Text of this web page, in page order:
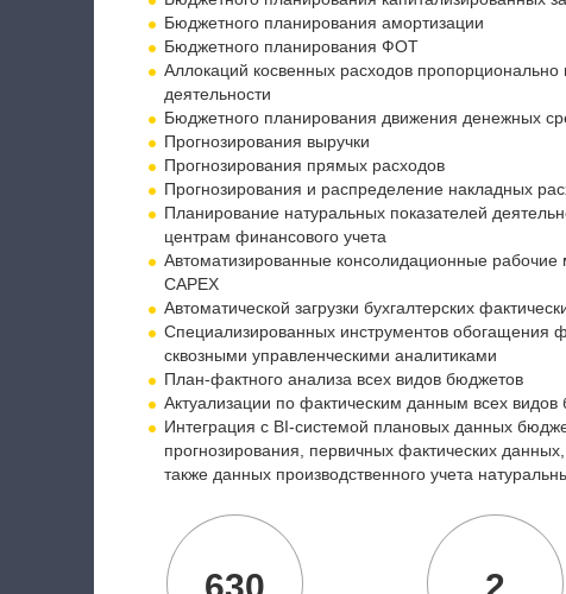
Бюджетного планирования амортизации
Бюджетного планирования ФОТ
Аллокаций косвенных расходов
деятельности
Бюджетного планирования движения денежных
Прогнозирования выручки
Прогнозирования прямых расходов
Прогнозирования и распределение накладных
Планирование натуральных показателей
центрам финансового учета
Автоматизированные консолидационные
CAPEX
Автоматической загрузки бухгалтерских
Специализированных инструментов обогащения
сквозными управленческими аналитиками
План-фактного анализа всех видов бюджетов
Актуализации по фактическим данным всех видов
Интеграция с BI-системой плановых данных
прогнозирования, первичных фактических
также данных производственного учета